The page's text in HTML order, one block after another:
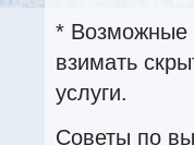
* Возможные
взимать
услуги.
Советы по